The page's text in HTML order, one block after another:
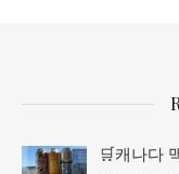
🛒캐나다